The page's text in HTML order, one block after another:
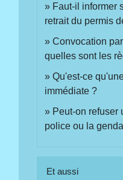
Faut-il informer
retrait du permis
Convocation
quelles sont les
Qu'est-ce
immédiate ?
Peut-on refuser
police ou la
Et aussi